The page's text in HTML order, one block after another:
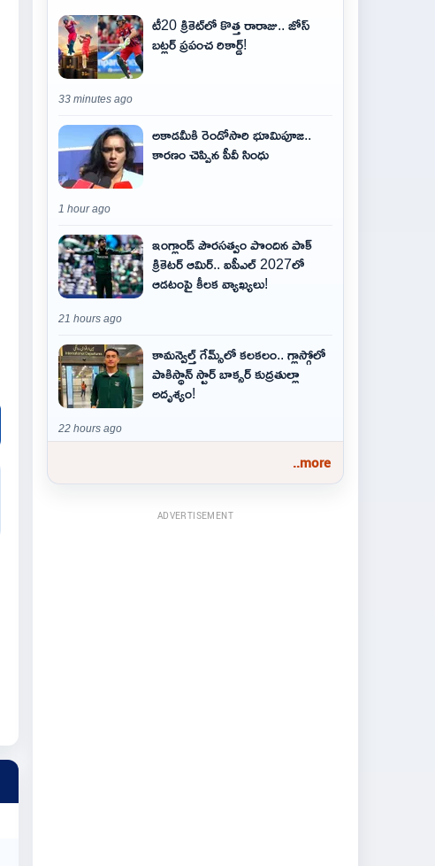
టీ20 క్రికెట్‌లో కొత్త రారాజు.. జోస్
బట్లర్ ప్ర‌పంచ రికార్డ్‌!
33 minutes ago
అకాడమీకి రెండోసారి భూమిపూజ..
కారణం చెప్పిన పీవీ సింధు
1 hour ago
ఇంగ్లాండ్ పౌరసత్వం పొందిన పాక్
క్రికెటర్ ఆమిర్.. ఐపీఎల్ 2027లో
ఆడటంపై కీలక వ్యాఖ్యలు!
21 hours ago
కామన్వెల్త్ గేమ్స్‌లో కలకలం.. గ్లాస్గోలో
పాకిస్థాన్ స్టార్ బాక్సర్ కుద్రతుల్లా
అదృశ్యం!
22 hours ago
..more
ADVERTISEMENT